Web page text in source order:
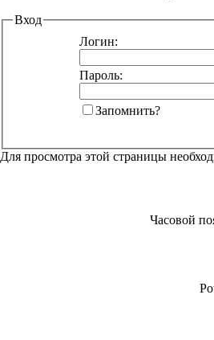
Вход
Логин:
Пароль:
Запомнить?
Для просмотра этой страницы
Часовой